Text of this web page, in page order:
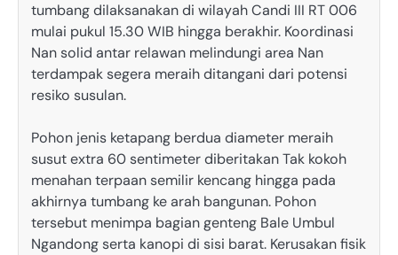
tumbang dilaksanakan di wilayah Candi III RT 006
mulai pukul 15.30 WIB hingga berakhir. Koordinasi
Nan solid antar relawan melindungi area Nan
terdampak segera meraih ditangani dari potensi
resiko susulan.
Pohon jenis ketapang berdua diameter meraih
susut extra 60 sentimeter diberitakan Tak kokoh
menahan terpaan semilir kencang hingga pada
akhirnya tumbang ke arah bangunan. Pohon
tersebut menimpa bagian genteng Bale Umbul
Ngandong serta kanopi di sisi barat. Kerusakan fisik